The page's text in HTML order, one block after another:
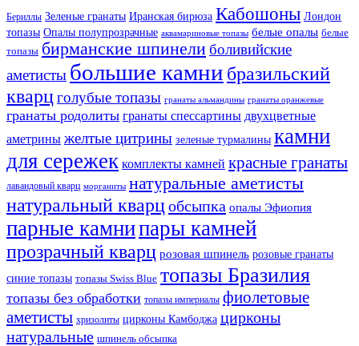
Бериллы Зеленые гранаты Иранская бирюза Кабошоны Лондон
топазы Опалы полупрозрачные аквамариновые топазы белые опалы белые
топазы бирманские шпинелиболивийские
аметисты большие камни бразильский
кварцголубые топазы гранаты альмандины гранаты оранжевые
гранаты родолиты гранаты спессартины двухцветные
аметрины желтые цитрины зеленые турмалины камни
для сережек комплекты камней красные гранаты
лавандовый кварц морганиты натуральные аметисты
натуральный кварцобсыпка опалы Эфиопия
парные камнипары камней
прозрачный кварц розовая шпинель розовые гранаты
синие топазы топазы Swiss Blue топазы Бразилия
топазы без обработки топазы империалы фиолетовые
аметисты хризолиты цирконы Камбоджа цирконы
натуральные шпинель обсыпка